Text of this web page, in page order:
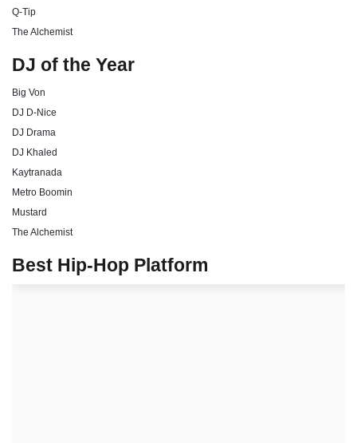
Q-Tip
The Alchemist
DJ of the Year
Big Von
DJ D-Nice
DJ Drama
DJ Khaled
Kaytranada
Metro Boomin
Mustard
The Alchemist
Best Hip-Hop Platform